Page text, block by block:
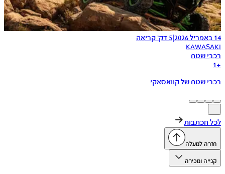
14 באפריל 2026
5 דק׳ קריאה
KAWASAKI
רכבי שטח
+
1
רכבי שטח של קוואסאקי
לכל הכתבות
חזרה למעלה
קנייה ומכירה